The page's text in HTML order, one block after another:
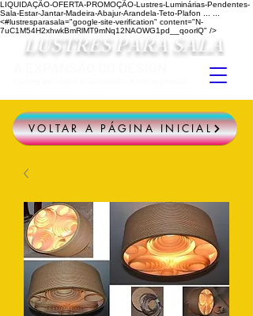
LIQUIDAÇÃO-OFERTA-PROMOÇÃO-Lustres-Luminárias-Pendentes-
Sala-Estar-Jantar-Madeira-Abajur-Arandela-Teto-Plafon ...
<#lustresparasala="google-site-verification" content="N-
7uC1M54H2xhwkBmRlMT9mNq12NAOWG1pd__qoorlQ" />
LUSTRES PARA SALA
VOLTAR A PÁGINA INICIAL